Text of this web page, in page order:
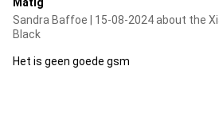
Sandra Baffoe | 15-08-2024 about the
Black
Het is geen goede gsm